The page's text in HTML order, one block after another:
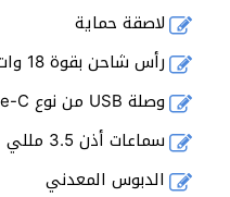
لاصقة حماية
رأس شاحن بقوة 18 وات
وصلة USB من نوع Type-C
سماعات أذن 3.5 مللي
الدبوس المعدني